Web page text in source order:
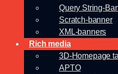
Query String-
Scratch-banner
XML-banners
Rich media
3D-Homepage
APTO